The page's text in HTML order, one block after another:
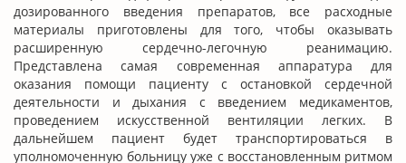
дозированного введения препаратов, все расходные
материалы приготовлены для того, чтобы оказывать
расширенную сердечно-легочную реанимацию.
Представлена самая современная аппаратура для
оказания помощи пациенту с остановкой сердечной
деятельности и дыхания с введением медикаментов,
проведением искусственной вентиляции легких. В
дальнейшем пациент будет транспортироваться в
уполномоченную больницу уже с восстановленным ритмом